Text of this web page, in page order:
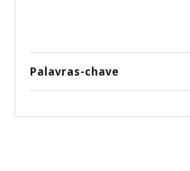
Palavras-chave